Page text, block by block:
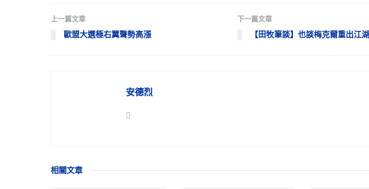
上一篇文章
歐盟大選極右翼聲勢高漲
下一篇文章
【田牧筆談】也談梅克爾重出江湖
安德烈
相關文章